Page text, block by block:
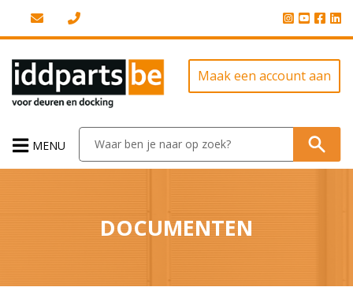
Maak een account aan
MENU
DOCUMENTEN